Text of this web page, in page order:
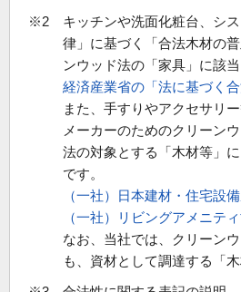
※2 キッチンや洗面化粧台、シス
律」に基づく「合法木材の
ンウッド法の「家具」に該当
経済産業省の「法に基づく
また、手すりやアクセサリ
メーカーのためのクリーン
法の対象とする「木材等」
です。
（一社）日本建材・住宅設
（一社）リビングアメニテ
なお、当社では、クリーン
も、資材として調達する「